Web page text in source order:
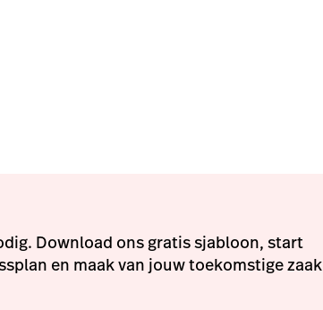
Download ons gratis sjabloon, start
en maak van jouw toekomstige zaak